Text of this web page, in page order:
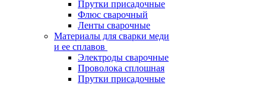
Прутки присадочные
Флюс сварочный
Ленты сварочные
Материалы для сварки меди
и ее сплавов
Электроды сварочные
Проволока сплошная
Прутки присадочные